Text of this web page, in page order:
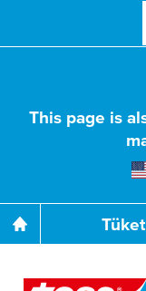
This page is